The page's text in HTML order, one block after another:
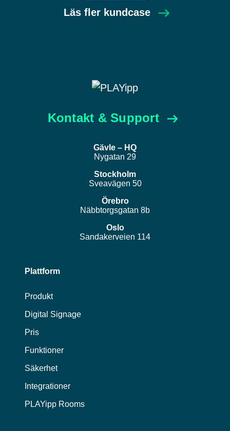
Läs fler kundcase
Kontakt & Support
Gävle – HQ
Nygatan 29
Stockholm
Sveavägen 50
Örebro
Näbbtorgsgatan 8b
Oslo
Sandakerveien 114
Plattform
Produkt
Digital Signage
Pris
Funktioner
Säkerhet
Integrationer
PLAYipp Rooms